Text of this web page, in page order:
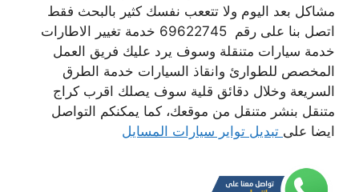
مشاكل بعد اليوم ولا تتععب نفسك كثير بالبحث فقط
اتصل بنا على رقم 69622745 خدمة تغيير الاطارات
خدمة سيارات متنقلة وسوف يرد عليك فريق العمل
المخصص للطوارئ وانقاذ السيارات خدمة الطرق
السريعة وخلال دقائق قلية سوف يصلك اقرب كراج
متنقل بنشر متنقل من موقعك، كما يمكنكم التواصل
ايضا على تبديل تواير سيارات المسايل